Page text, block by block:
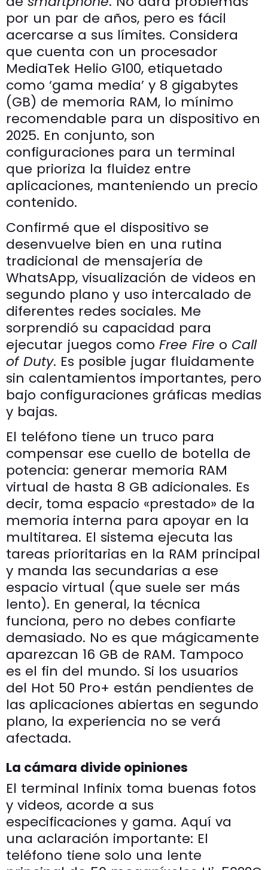
por un par de años, pero es fácil
acercarse a sus límites. Considera
que cuenta con un procesador
MediaTek Helio G100, etiquetado
como ‘gama media’ y 8 gigabytes
(GB) de memoria RAM, lo mínimo
recomendable para un dispositivo en
2025. En conjunto, son
configuraciones para un terminal
que prioriza la fluidez entre
aplicaciones, manteniendo un precio
contenido.
Confirmé que el dispositivo se
desenvuelve bien en una rutina
tradicional de mensajería de
WhatsApp, visualización de videos en
segundo plano y uso intercalado de
diferentes redes sociales. Me
sorprendió su capacidad para
ejecutar juegos como Free Fire o Call
of Duty. Es posible jugar fluidamente
sin calentamientos importantes, pero
bajo configuraciones gráficas medias
y bajas.
El teléfono tiene un truco para
compensar ese cuello de botella de
potencia: generar memoria RAM
virtual de hasta 8 GB adicionales. Es
decir, toma espacio «prestado» de la
memoria interna para apoyar en la
multitarea. El sistema ejecuta las
tareas prioritarias en la RAM principal
y manda las secundarias a ese
espacio virtual (que suele ser más
lento). En general, la técnica
funciona, pero no debes confiarte
demasiado. No es que mágicamente
aparezcan 16 GB de RAM. Tampoco
es el fin del mundo. Si los usuarios
del Hot 50 Pro+ están pendientes de
las aplicaciones abiertas en segundo
plano, la experiencia no se verá
afectada.
La cámara divide opiniones
El terminal Infinix toma buenas fotos
y videos, acorde a sus
especificaciones y gama. Aquí va
una aclaración importante: El
teléfono tiene solo una lente